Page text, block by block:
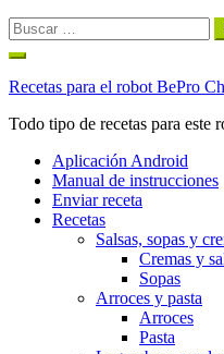
Buscar:
Ir
contenido
Recetas para el robot BePro
Todo tipo de recetas para este
Aplicación Android
Manual de instrucciones
Enviar receta
Recetas
Salsas, sopas y
Cremas y
Sopas
Arroces y pasta
Arroces
Pasta